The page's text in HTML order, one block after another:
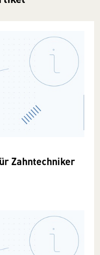
Zahntechniker